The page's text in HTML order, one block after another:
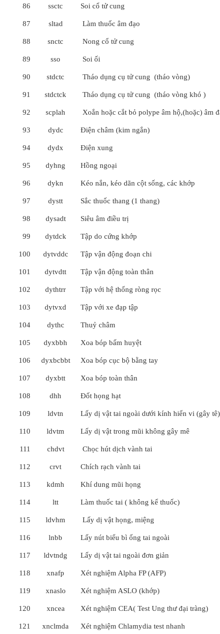
86 ssctc Soi cổ tử cung
87 sltad Làm thuốc âm đạo
88 snctc Nong cổ tử cung
89 sso Soi ối
90 stdctc Tháo dụng cụ tử cung (tháo vòng)
91 stdctck Tháo dụng cụ tử cung (tháo vòng khó )
92 scplah Xoắn hoặc cắt bỏ polype âm hộ,(hoặc) âm
93 dydc Điện châm (kim ngắn)
94 dydx Điện xung
95 dyhng Hồng ngoại
96 dykn Kéo nắn, kéo dãn cột sống, các khớp
97 dystt Sắc thuốc thang (1 thang)
98 dysadt Siêu âm điều trị
99 dytdck Tập do cứng khớp
100 dytvddc Tập vận động đoạn chi
101 dytvdtt Tập vận động toàn thân
102 dythtrr Tập với hệ thống ròng rọc
103 dytvxd Tập với xe đạp tập
104 dythc Thuỷ châm
105 dyxbbh Xoa bóp bấm huyệt
106 dyxbcbbt Xoa bóp cục bộ bằng tay
107 dyxbtt Xoa bóp toàn thân
108 dhh Đốt họng hạt
109 ldvtn Lấy dị vật tai ngoài dưới kính hiển vi (gây tê)
110 ldvtm Lấy dị vật trong mũi không gây mê
111 chdvt Chọc hút dịch vành tai
112 crvt Chích rạch vành tai
113 kdmh Khí dung mũi họng
114 ltt Làm thuốc tai ( không kể thuốc)
115 ldvhm Lấy dị vật họng, miệng
116 lnbb Lấy nút biểu bì ống tai ngoài
117 ldvtndg Lấy dị vật tai ngoài đơn giản
118 xnafp Xét nghiệm Alpha FP (AFP)
119 xnaslo Xét nghiệm ASLO (khớp)
120 xncea Xét nghiệm CEA( Test Ung thư đại tràng)
121 xnclmda Xét nghiệm Chlamydia test nhanh